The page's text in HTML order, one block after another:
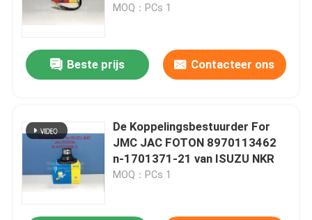
Ongeveer ons
Fabrieksreis
Contacteer ons
MOQ：PCs 1
Beste prijs Contacteer ons
De Koppelingsbestuurder For
JMC JAC FOTON 8970113462
n-1701371-21 van ISUZU NKR
MOQ：PCs 1